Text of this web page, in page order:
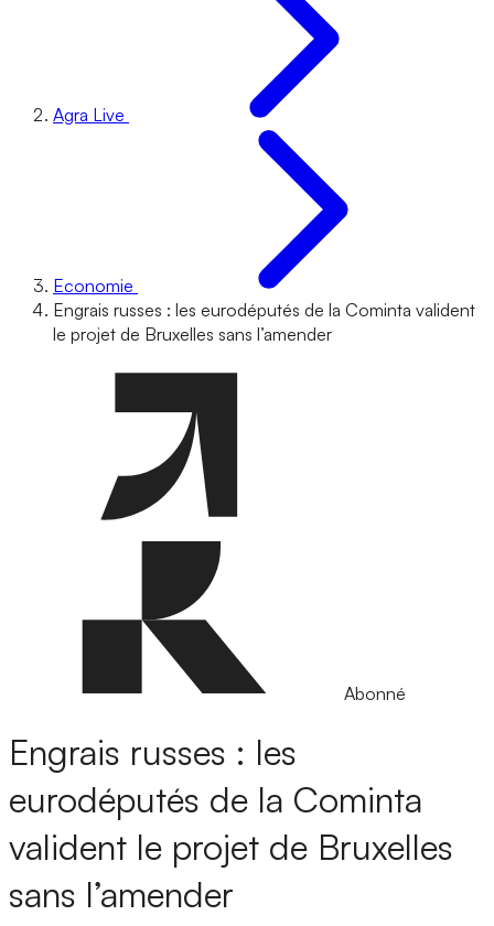
Agra Live
Economie
Engrais russes : les eurodéputés de la Cominta valident
le projet de Bruxelles sans l’amender
Abonné
Engrais russes : les
eurodéputés de la Cominta
valident le projet de Bruxelles
sans l’amender